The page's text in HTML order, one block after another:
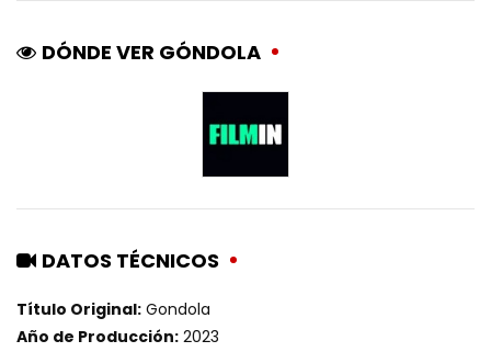
DÓNDE VER GÓNDOLA
DATOS TÉCNICOS
Título Original: Gondola
Año de Producción: 2023